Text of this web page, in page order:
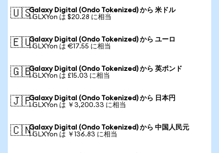
🇺🇸Galaxy Digital (Ondo Tokenized) から 米ドル
1 GLXYon は $20.28 に相当
🇪🇺Galaxy Digital (Ondo Tokenized) から ユーロ
1 GLXYon は €17.55 に相当
🇬🇧Galaxy Digital (Ondo Tokenized) から 英ポンド
1 GLXYon は £15.03 に相当
🇯🇵Galaxy Digital (Ondo Tokenized) から 日本円
1 GLXYon は ￥3,200.33 に相当
🇨🇳Galaxy Digital (Ondo Tokenized) から 中国人民元
1 GLXYon は ￥136.83 に相当